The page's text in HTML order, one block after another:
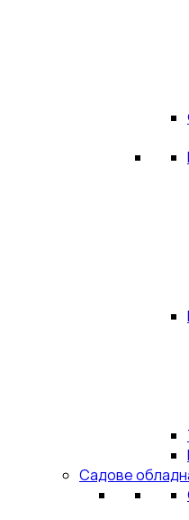
Садове